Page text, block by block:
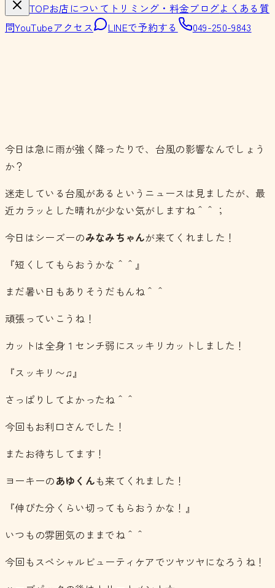
TOPお店について トリミング・料金ブログよくある質
問YouTubeアクセス LINEで予約する 049-250-9843
今日は急に雨が強く降ったりで、台風の影響なんでしょう
か？
迷走している台風があるというニュースは見ましたが、最
近カラッとした晴れが少ない気がしますね＾＾；
今日はシーズーのみなみちゃんが来てくれました！
『短くしてもらおうかな＾＾』
まだ暑い日もありそうだもんね＾＾
頑張っていこうね！
カットは全身１センチ弱にスッキリカットしました！
『スッキリ〜♫』
さっぱりしてよかったね＾＾
今回もお利口さんでした！
またお待ちしてます！
ヨーキーのあゆくんも来てくれました！
『伸びた分くらい切ってもらおうかな！』
いつもの雰囲気のままでね＾＾
今回もスペシャルビューティケアでツヤツヤになろうね！